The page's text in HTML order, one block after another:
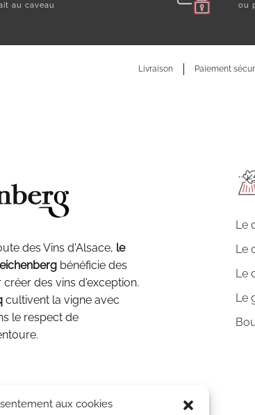
aux cookies
au caveau
ou
Livraison Paiement
des Vins d'Alsace, le
bénéficie des
des vins d'exception.
cultivent la vigne avec
le respect de
Le
Le
Le
Le